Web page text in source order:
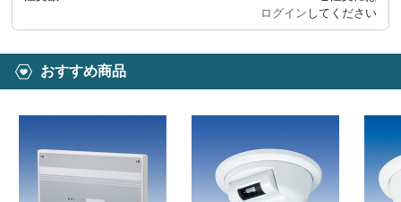
ログイン してください
おすすめ商品